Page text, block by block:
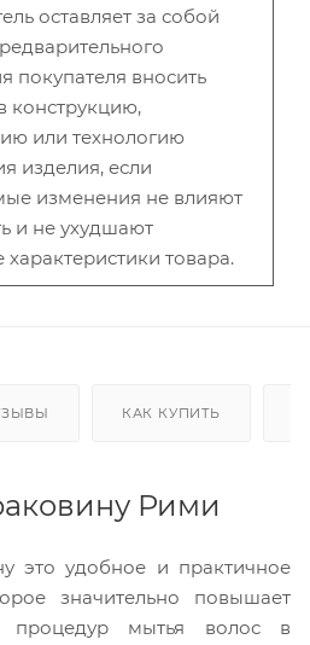
оставляет за собой
покупателя вносить
конструкцию,
или технологию
изделия, если
изменения не влияют
и не ухудшают
характеристики товара.
КАК КУПИТЬ
Рими
это удобное и практичное
значительно повышает
мытья волос в